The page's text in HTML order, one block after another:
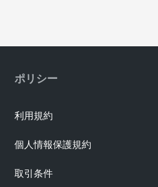
ポリシー
利用規約
個人情報保護規約
取引条件